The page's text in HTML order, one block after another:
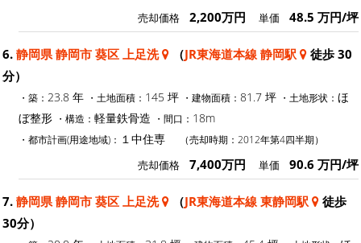
売却価格 2,200万円 単価 48.5 万円/坪
6. 静岡県 静岡市 葵区 上足洗 （JR東海道本線 静岡駅
徒歩 30
分）
・築： 23.8 年 ・土地面積： 145 坪 ・建物面積： 81.7 坪 ・土地形状： ほ
ぼ整形 ・構造： 軽量鉄骨造 ・間口： 18m
・都市計画(用途地域)： １中住専 （売却時期：2012年第4四半期）
売却価格 7,400万円 単価 90.6 万円/坪
7. 静岡県 静岡市 葵区 上足洗 （JR東海道本線 東静岡駅
徒歩
30分）